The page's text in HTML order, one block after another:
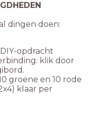
opdracht
klik door
groene en 10 rode
klaar per